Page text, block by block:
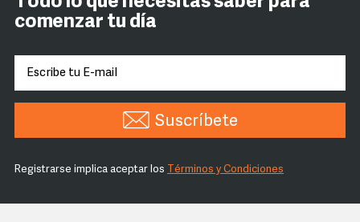
comenzar tu día
Suscríbete
Registrarse implica aceptar los Términos y Condiciones